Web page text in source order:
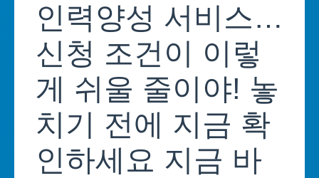
인력양성 서비스…
신청 조건이 이렇
게 쉬울 줄이야! 놓
치기 전에 지금 확
인하세요 지금 바